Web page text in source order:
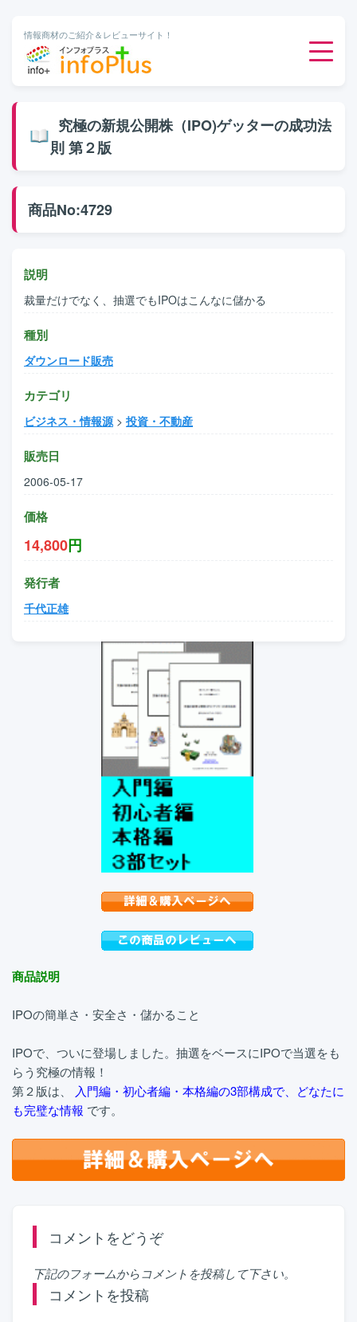
情報商材のご紹介＆レビューサイト！
無料ダウンロード
究極の新規公開株（IPO)ゲッターの成功法
則 第２版
商品No:4729
説明
裁量だけでなく、抽選でもIPOはこんなに儲かる
種別
ダウンロード販売
カテゴリ
ビジネス・情報源> 投資・不動産
販売日
2006-05-17
価格
14,800円
発行者
千代正雄
商品説明
IPOの簡単さ・安全さ・儲かること
IPOで、ついに登場しました。抽選をベースにIPOで当選をも
らう究極の情報！
第２版は、
入門編・初心者編・本格編の3部構成で、どなたに
も完璧な情報 です。
コメントをどうぞ
下記のフォームからコメントを投稿して下さい。
コメントを投稿